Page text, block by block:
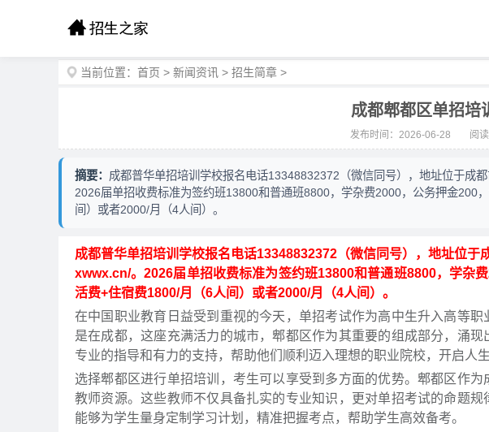
当前位置： 首页 > 新闻资讯 > 招生简章 >
成都郫都区单招培训
发布时间：2026-06-28 阅读
摘要： 成都普华单招培训学校报名电话13348832372（微信同号），地址位于成
2026届单招收费标准为签约班13800和普通班8800，学杂费2000，公务押金200
间）或者2000/月（4人间）。
成都普华单招培训学校报名电话13348832372（微信同号），地址位
xwwx.cn/。2026届单招收费标准为签约班13800和普通班8800，学杂
活费+住宿费1800/月（6人间）或者2000/月（4人间）。
在中国职业教育日益受到重视的今天，单招考试作为高中生升入高等
是在成都，这座充满活力的城市，郫都区作为其重要的组成部分，涌
专业的指导和有力的支持，帮助他们顺利迈入理想的职业院校，开启人生
选择郫都区进行单招培训，考生可以享受到多方面的优势。郫都区作
教师资源。这些教师不仅具备扎实的专业知识，更对单招考试的命题
能够为学生量身定制学习计划，精准把握考点，帮助学生高效备考。